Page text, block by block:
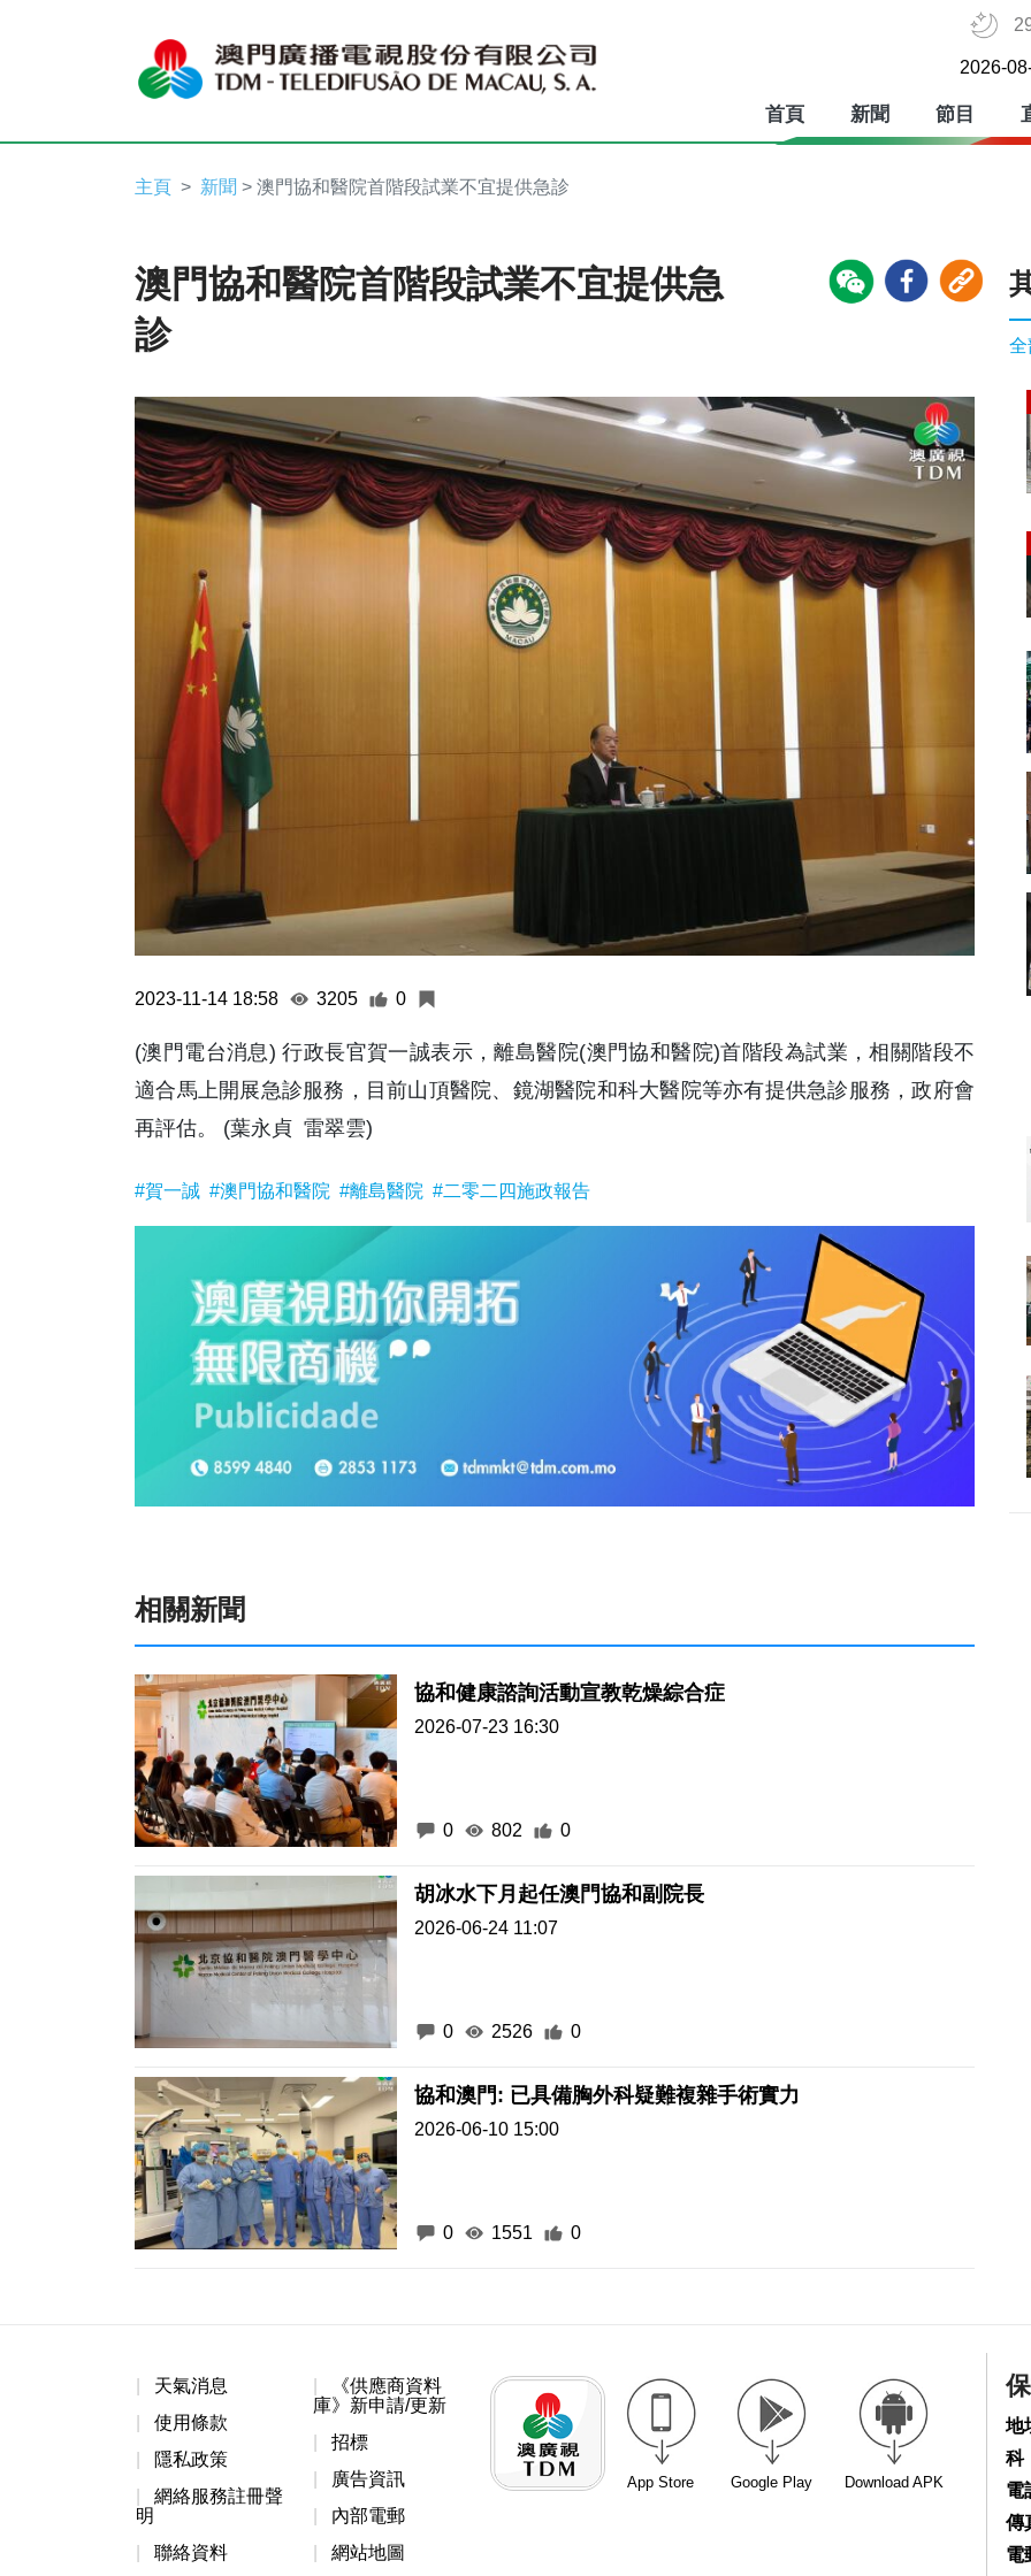
2026-
首頁 新聞 節目
主頁 新聞 > 澳門協和醫院首階段試業不宜提供急診
澳門協和醫院首階段試業不宜提供急
診
2023-11-14 18:58 3205 0
(澳門電台消息) 行政長官賀一誠表示，離島醫院(澳門協和醫院)首階段為試業，相關階段不
適合馬上開展急診服務，目前山頂醫院、鏡湖醫院和科大醫院等亦有提供急診服務，政府會
再評估。 (葉永貞 雷翠雲)
#賀一誠 #澳門協和醫院 #離島醫院 #二零二四施政報告
相關新聞
協和健康諮詢活動宣教乾燥綜合症
2026-07-23 16:30
0 802 0
胡冰水下月起任澳門協和副院長
2026-06-24 11:07
0 2526 0
協和澳門: 已具備胸外科疑難複雜手術實力
2026-06-10 15:00
0 1551 0
全
天氣消息
使用條款
隱私政策
網絡服務註冊聲
明
聯絡資料
《供應商資料
庫》新申請/更新
招標
廣告資訊
內部電郵
網站地圖
App Store Google Play Download APK
地
科
電
傳
電